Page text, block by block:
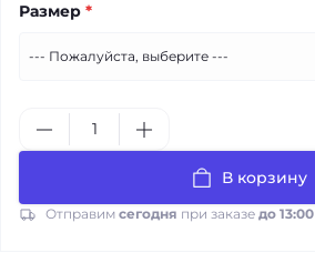
Размер *
В корзину
Отправим сегодня при заказе до 13:00